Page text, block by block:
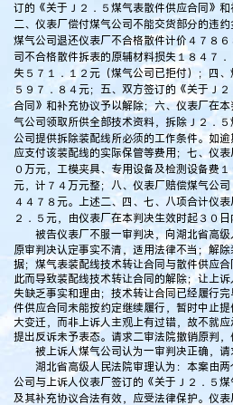
订的《关于Ｊ２．５煤气表散件供应合同》和
二、仪表厂偿付煤气公司不能交货部分的违
煤气公司退还仪表厂不合格散件计价４７８
司不合格散件拆表的原辅材料损失１８４７
失５７１．１２元（煤气公司已拒付）；四
５９７．８４元；五、双方签订的《关于Ｊ
合同》和补充协议予以解除；六、仪表厂在
气公司领取所供全部技术资料，拆除Ｊ２．
公司提供拆除装配线所必须的工作条件。如
应支付该装配线的实际保管等费用；七、仪
０万元，工模夹具、专用设备及检测设备费
元，计７４万元整；八、仪表厂赔偿煤气公
４４７８元。上述二、四、七、八项合计仪
２．５元，由仪表厂在本判决生效时起３０日
被告仪表厂不服一审判决，向湖北省高级
原审判决认定事实不清，适用法律不当；解
据；煤气表装配线技术转让合同与散件供应
此而导致装配线技术转让合同的解除；让上
失缺乏事实和理由；技术转让合同已经履行
件供应合同未能按约定继续履行，暂时中止
大变迁，而非上诉人主观上有过错，故不就
提出反诉未予表态。请求二审法院撤销原判，
被上诉人煤气公司认为一审判决正确，请
湖北省高级人民法院审理认为：本案由两
公司与上诉人仪表厂签订的《关于Ｊ２．５
及其补充协议合法有效，应受法律保护。仪